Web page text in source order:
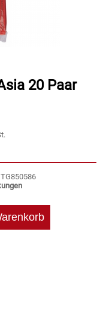
20 Paar